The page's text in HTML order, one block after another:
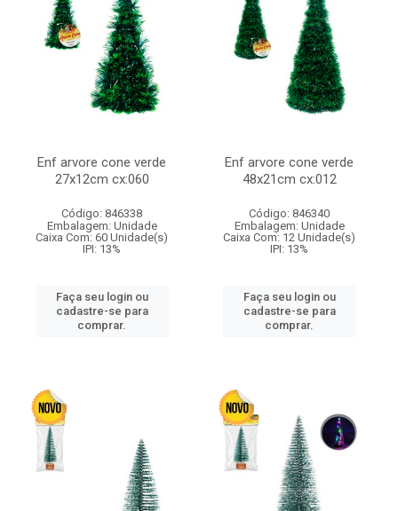
Enf arvore cone verde
27x12cm cx:060
Código: 846338
Embalagem: Unidade
Caixa Com: 60 Unidade(s)
IPI: 13%
Faça seu login ou
cadastre-se para
comprar.
Enf arvore cone verde
48x21cm cx:012
Código: 846340
Embalagem: Unidade
Caixa Com: 12 Unidade(s)
IPI: 13%
Faça seu login ou
cadastre-se para
comprar.